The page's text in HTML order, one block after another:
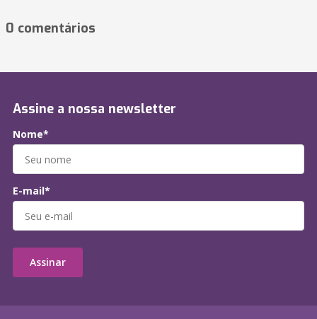
0 comentários
Assine a nossa newsletter
Nome*
E-mail*
Assinar